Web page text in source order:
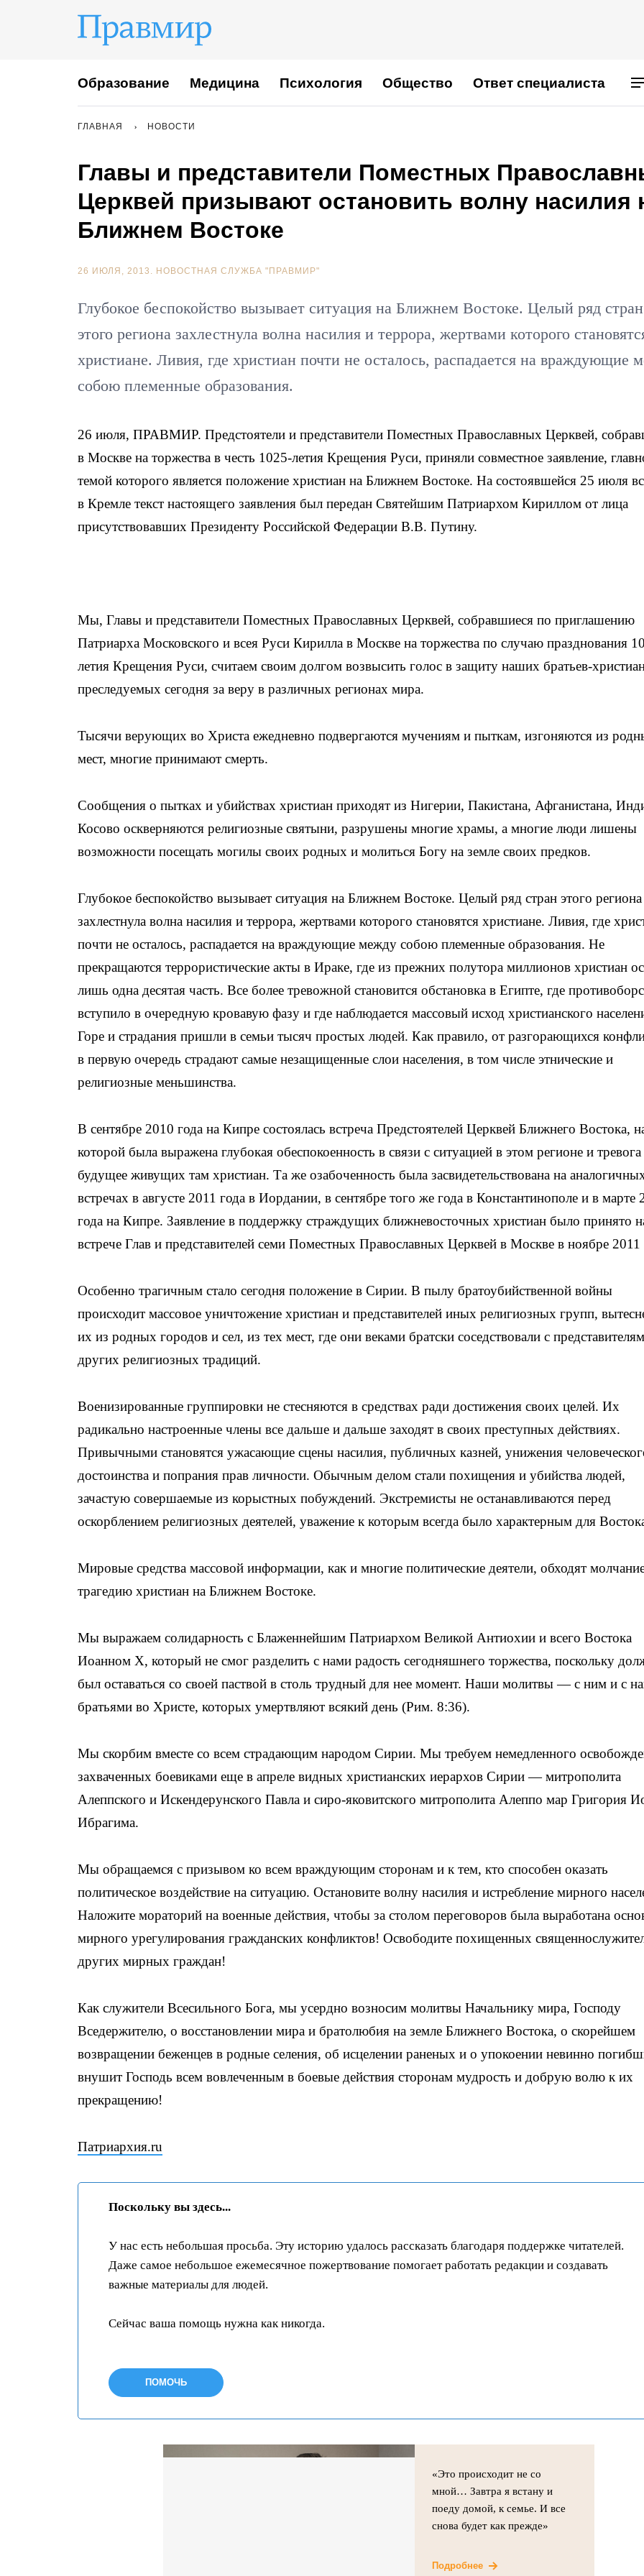
Образование Медицина Психология Общество Ответ специалиста
ГЛАВНАЯ НОВОСТИ
Главы и представители Поместных
Церквей призывают остановить волну насилия
Ближнем Востоке
26 ИЮЛЯ, 2013. НОВОСТНАЯ СЛУЖБА "ПРАВМИР"
Глубокое беспокойство вызывает ситуация на Ближнем Востоке. Целый ряд стран
этого региона захлестнула волна насилия и террора, жертвами которого
христиане. Ливия, где христиан почти не осталось, распадается на враждующие
собою племенные образования.
26 июля, ПРАВМИР. Предстоятели и представители Поместных Православных Церквей,
в Москве на торжества в честь 1025-летия Крещения Руси, приняли совместное заявление,
темой которого является положение христиан на Ближнем Востоке. На состоявшейся 25 июля
в Кремле текст настоящего заявления был передан Святейшим Патриархом Кириллом от лица
присутствовавших Президенту Российской Федерации В.В. Путину.
Мы, Главы и представители Поместных Православных Церквей, собравшиеся по приглашению
Патриарха Московского и всея Руси Кирилла в Москве на торжества по случаю празднования
летия Крещения Руси, считаем своим долгом возвысить голос в защиту наших братьев-
преследуемых сегодня за веру в различных регионах мира.
Тысячи верующих во Христа ежедневно подвергаются мучениям и пыткам, изгоняются из
мест, многие принимают смерть.
Сообщения о пытках и убийствах христиан приходят из Нигерии, Пакистана, Афганистана,
Косово оскверняются религиозные святыни, разрушены многие храмы, а многие люди лишены
возможности посещать могилы своих родных и молиться Богу на земле своих предков.
Глубокое беспокойство вызывает ситуация на Ближнем Востоке. Целый ряд стран этого региона
захлестнула волна насилия и террора, жертвами которого становятся христиане. Ливия, где
почти не осталось, распадается на враждующие между собою племенные образования. Не
прекращаются террористические акты в Ираке, где из прежних полутора миллионов христиан
лишь одна десятая часть. Все более тревожной становится обстановка в Египте, где
вступило в очередную кровавую фазу и где наблюдается массовый исход христианского
Горе и страдания пришли в семьи тысяч простых людей. Как правило, от разгорающихся
в первую очередь страдают самые незащищенные слои населения, в том числе этнические и
религиозные меньшинства.
В сентябре 2010 года на Кипре состоялась встреча Предстоятелей Церквей Ближнего Востока,
которой была выражена глубокая обеспокоенность в связи с ситуацией в этом регионе и тревога
будущее живущих там христиан. Та же озабоченность была засвидетельствована на
встречах в августе 2011 года в Иордании, в сентябре того же года в Константинополе и в марте
года на Кипре. Заявление в поддержку страждущих ближневосточных христиан было принято
встрече Глав и представителей семи Поместных Православных Церквей в Москве в ноябре 2011
Особенно трагичным стало сегодня положение в Сирии. В пылу братоубийственной войны
происходит массовое уничтожение христиан и представителей иных религиозных групп,
их из родных городов и сел, из тех мест, где они веками братски соседствовали с
других религиозных традиций.
Военизированные группировки не стесняются в средствах ради достижения своих целей. Их
радикально настроенные члены все дальше и дальше заходят в своих преступных действиях.
Привычными становятся ужасающие сцены насилия, публичных казней, унижения
достоинства и попрания прав личности. Обычным делом стали похищения и убийства людей,
зачастую совершаемые из корыстных побуждений. Экстремисты не останавливаются перед
оскорблением религиозных деятелей, уважение к которым всегда было характерным для
Мировые средства массовой информации, как и многие политические деятели, обходят
трагедию христиан на Ближнем Востоке.
Мы выражаем солидарность с Блаженнейшим Патриархом Великой Антиохии и всего Востока
Иоанном X, который не смог разделить с нами радость сегодняшнего торжества, поскольку
был оставаться со своей паствой в столь трудный для нее момент. Наши молитвы — с ним и с
братьями во Христе, которых умертвляют всякий день (Рим. 8:36).
Мы скорбим вместе со всем страдающим народом Сирии. Мы требуем немедленного
захваченных боевиками еще в апреле видных христианских иерархов Сирии — митрополита
Алеппского и Искендерунского Павла и сиро-яковитского митрополита Алеппо мар Григория
Ибрагима.
Мы обращаемся с призывом ко всем враждующим сторонам и к тем, кто способен оказать
политическое воздействие на ситуацию. Остановите волну насилия и истребление мирного
Наложите мораторий на военные действия, чтобы за столом переговоров была выработана
мирного урегулирования гражданских конфликтов! Освободите похищенных
других мирных граждан!
Как служители Всесильного Бога, мы усердно возносим молитвы Начальнику мира, Господу
Вседержителю, о восстановлении мира и братолюбия на земле Ближнего Востока, о скорейшем
возвращении беженцев в родные селения, об исцелении раненых и о упокоении невинно
внушит Господь всем вовлеченным в боевые действия сторонам мудрость и добрую волю к их
прекращению!
Патриархия.ru
Поскольку вы здесь...
У нас есть небольшая просьба. Эту историю удалось рассказать благодаря поддержке читателей.
Даже самое небольшое ежемесячное пожертвование помогает работать редакции и создавать
важные материалы для людей.
Сейчас ваша помощь нужна как никогда.
ПОМОЧЬ
«Это происходит не со
мной… Завтра я встану и
поеду домой, к семье. И все
снова будет как прежде»
Подробнее